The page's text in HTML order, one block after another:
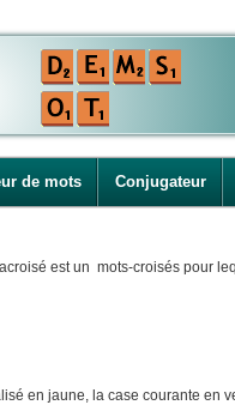
de mots Conjugateur
est un mots-croisés pour
en jaune, la case courante en